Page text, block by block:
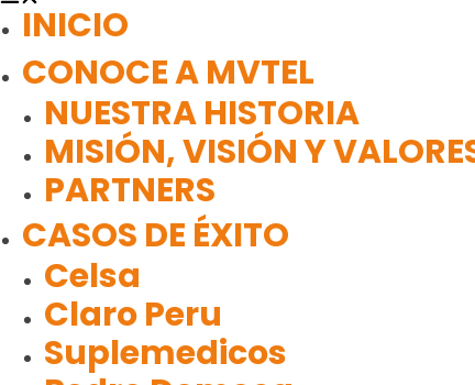
INICIO
CONOCE A MVTEL
NUESTRA HISTORIA
MISIÓN, VISIÓN Y
PARTNERS
CASOS DE ÉXITO
Celsa
Claro Peru
Suplemedicos